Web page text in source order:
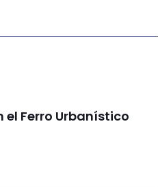
el Ferro Urbanístico